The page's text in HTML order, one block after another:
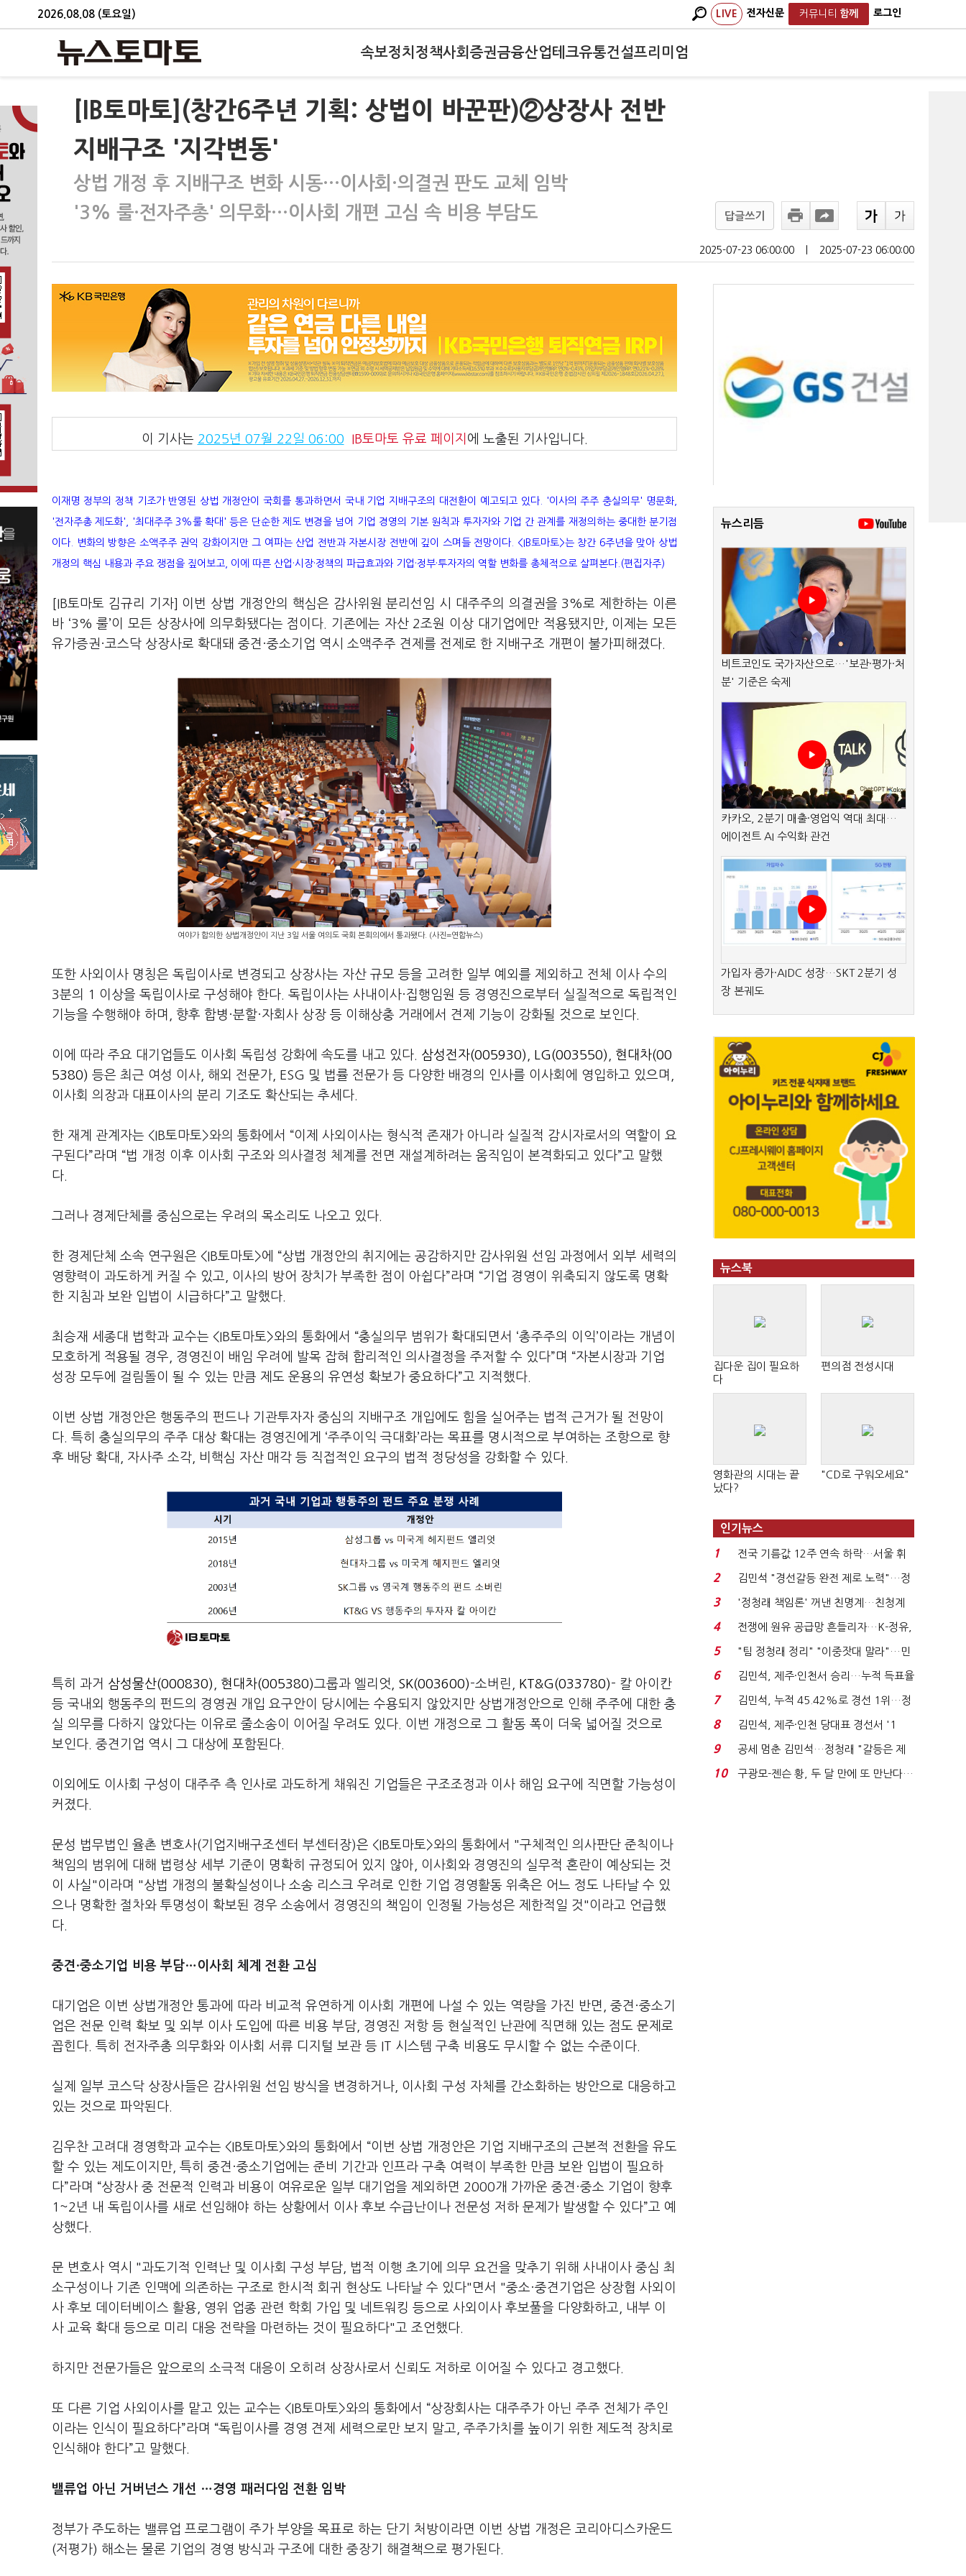
2026.08.08 (토요일) LIVE 전자신문 커뮤니티 함께 로그인
속보정치 정책사회 증권금융산업테크유통건설프리미엄
[IB토마토](창간6주년 기획: 상법이 바꾼판)②상장사 전반
지배구조 '지각변동'
상법 개정 후 지배구조 변화 시동…이사회·의결권 판도 교체 임박
'3% 룰·전자주총' 의무화…이사회 개편 고심 속 비용 부담도
답글쓰기
2025-07-23 06:00:00 2025-07-23 06:00:00
이 기사는 2025년 07월 22일 06:00 IB토마토 유료 페이지 에 노출된 기사입니다.
이재명 정부의 정책 기조가 반영된 상법 개정안이 국회를 통과하면서 국내 기업 지배구조의 대전환이 예고되고 있다. '이사의 주주 충실의무' 명문화,
'전자주총 제도화', '최대주주 3%룰 확대' 등은 단순한 제도 변경을 넘어 기업 경영의 기본 원칙과 투자자와 기업 간 관계를 재정의하는 중대한 분기점
이다. 변화의 방향은 소액주주 권익 강화이지만 그 여파는 산업 전반과 자본시장 전반에 깊이 스며들 전망이다. <IB토마토>는 창간 6주년을 맞아 상법
개정의 핵심 내용과 주요 쟁점을 짚어보고, 이에 따른 산업·시장·정책의 파급효과와 기업·정부·투자자의 역할 변화를 총체적으로 살펴본다.(편집자주)
[IB토마토 김규리 기자] 이번 상법 개정안의 핵심은 감사위원 분리선임 시 대주주의 의결권을 3%로 제한하는 이른
바 ‘3% 룰’이 모든 상장사에 의무화됐다는 점이다. 기존에는 자산 2조원 이상 대기업에만 적용됐지만, 이제는 모든
유가증권·코스닥 상장사로 확대돼 중견·중소기업 역시 소액주주 견제를 전제로 한 지배구조 개편이 불가피해졌다.
여야가 합의한 상법개정안이 지난 3일 서울 여의도 국회 본회의에서 통과됐다. (사진=연합뉴스)
또한 사외이사 명칭은 독립이사로 변경되고 상장사는 자산 규모 등을 고려한 일부 예외를 제외하고 전체 이사 수의
3분의 1 이상을 독립이사로 구성해야 한다. 독립이사는 사내이사·집행임원 등 경영진으로부터 실질적으로 독립적인
기능을 수행해야 하며, 향후 합병·분할·자회사 상장 등 이해상충 거래에서 견제 기능이 강화될 것으로 보인다.
이에 따라 주요 대기업들도 이사회 독립성 강화에 속도를 내고 있다. 삼성전자(005930) LG(003550)
현대차(00
5380) 등은 최근 여성 이사, 해외 전문가, ESG 및 법률 전문가 등 다양한 배경의 인사를 이사회에 영입하고 있으며,
이사회 의장과 대표이사의 분리 기조도 확산되는 추세다.
한 재계 관계자는 <IB토마토>와의 통화에서 “이제 사외이사는 형식적 존재가 아니라 실질적 감시자로서의 역할이 요
구된다”라며 “법 개정 이후 이사회 구조와 의사결정 체계를 전면 재설계하려는 움직임이 본격화되고 있다”고 말했
다.
그러나 경제단체를 중심으로는 우려의 목소리도 나오고 있다.
한 경제단체 소속 연구원은 <IB토마토>에 “상법 개정안의 취지에는 공감하지만 감사위원 선임 과정에서 외부 세력의
영향력이 과도하게 커질 수 있고, 이사의 방어 장치가 부족한 점이 아쉽다”라며 “기업 경영이 위축되지 않도록 명확
한 지침과 보완 입법이 시급하다”고 말했다.
최승재 세종대 법학과 교수는 <IB토마토>와의 통화에서 “충실의무 범위가 확대되면서 ‘총주주의 이익’이라는 개념이
모호하게 적용될 경우, 경영진이 배임 우려에 발목 잡혀 합리적인 의사결정을 주저할 수 있다”며 “자본시장과 기업
성장 모두에 걸림돌이 될 수 있는 만큼 제도 운용의 유연성 확보가 중요하다”고 지적했다.
이번 상법 개정안은 행동주의 펀드나 기관투자자 중심의 지배구조 개입에도 힘을 실어주는 법적 근거가 될 전망이
다. 특히 충실의무의 주주 대상 확대는 경영진에게 ‘주주이익 극대화’라는 목표를 명시적으로 부여하는 조항으로 향
후 배당 확대, 자사주 소각, 비핵심 자산 매각 등 직접적인 요구의 법적 정당성을 강화할 수 있다.
특히 과거 삼성물산(000830) 현대차(005380)그룹과 엘리엇, SK(003600)-소버린, KT&G(033780)- 칼 아이칸
등 국내외 행동주의 펀드의 경영권 개입 요구안이 당시에는 수용되지 않았지만 상법개정안으로 인해 주주에 대한 충
실 의무를 다하지 않았다는 이유로 줄소송이 이어질 우려도 있다. 이번 개정으로 그 활동 폭이 더욱 넓어질 것으로
보인다. 중견기업 역시 그 대상에 포함된다.
이외에도 이사회 구성이 대주주 측 인사로 과도하게 채워진 기업들은 구조조정과 이사 해임 요구에 직면할 가능성이
커졌다.
문성 법무법인 율촌 변호사(기업지배구조센터 부센터장)은 <IB토마토>와의 통화에서 "구체적인 의사판단 준칙이나
책임의 범위에 대해 법령상 세부 기준이 명확히 규정되어 있지 않아, 이사회와 경영진의 실무적 혼란이 예상되는 것
이 사실"이라며 "상법 개정의 불확실성이나 소송 리스크 우려로 인한 기업 경영활동 위축은 어느 정도 나타날 수 있
으나 명확한 절차와 투명성이 확보된 경우 소송에서 경영진의 책임이 인정될 가능성은 제한적일 것"이라고 언급했
다.
중견·중소기업 비용 부담…이사회 체계 전환 고심
대기업은 이번 상법개정안 통과에 따라 비교적 유연하게 이사회 개편에 나설 수 있는 역량을 가진 반면, 중견·중소기
업은 전문 인력 확보 및 외부 이사 도입에 따른 비용 부담, 경영진 저항 등 현실적인 난관에 직면해 있는 점도 문제로
꼽힌다. 특히 전자주총 의무화와 이사회 서류 디지털 보관 등 IT 시스템 구축 비용도 무시할 수 없는 수준이다.
실제 일부 코스닥 상장사들은 감사위원 선임 방식을 변경하거나, 이사회 구성 자체를 간소화하는 방안으로 대응하고
있는 것으로 파악된다.
김우찬 고려대 경영학과 교수는 <IB토마토>와의 통화에서 “이번 상법 개정안은 기업 지배구조의 근본적 전환을 유도
할 수 있는 제도이지만, 특히 중견·중소기업에는 준비 기간과 인프라 구축 여력이 부족한 만큼 보완 입법이 필요하
다”라며 “상장사 중 전문적 인력과 비용이 여유로운 일부 대기업을 제외하면 2000개 가까운 중견·중소 기업이 향후
1~2년 내 독립이사를 새로 선임해야 하는 상황에서 이사 후보 수급난이나 전문성 저하 문제가 발생할 수 있다”고 예
상했다.
문 변호사 역시 "과도기적 인력난 및 이사회 구성 부담, 법적 이행 초기에 의무 요건을 맞추기 위해 사내이사 중심 최
소구성이나 기존 인맥에 의존하는 구조로 한시적 회귀 현상도 나타날 수 있다"면서 "중소·중견기업은 상장협 사외이
사 후보 데이터베이스 활용, 영위 업종 관련 학회 가입 및 네트워킹 등으로 사외이사 후보풀을 다양화하고, 내부 이
사 교육 확대 등으로 미리 대응 전략을 마련하는 것이 필요하다"고 조언했다.
하지만 전문가들은 앞으로의 소극적 대응이 오히려 상장사로서 신뢰도 저하로 이어질 수 있다고 경고했다.
또 다른 기업 사외이사를 맡고 있는 교수는 <IB토마토>와의 통화에서 “상장회사는 대주주가 아닌 주주 전체가 주인
이라는 인식이 필요하다”라며 “독립이사를 경영 견제 세력으로만 보지 말고, 주주가치를 높이기 위한 제도적 장치로
인식해야 한다”고 말했다.
밸류업 아닌 거버넌스 개선 …경영 패러다임 전환 임박
정부가 주도하는 밸류업 프로그램이 주가 부양을 목표로 하는 단기 처방이라면 이번 상법 개정은 코리아디스카운드
(저평가) 해소는 물론 기업의 경영 방식과 구조에 대한 중장기 해결책으로 평가된다.
뉴스리듬
비트코인도 국가자산으로…'보관·평가·처
분' 기준은 숙제
카카오, 2분기 매출·영업익 역대 최대…
에이전트 AI 수익화 관건
가입자 증가·AIDC 성장…SKT 2분기 성
장 본궤도
뉴스북
집다운 집이 필요하
다
편의점 전성시대
영화관의 시대는 끝
났다?
"CD로 구워오세요"
인기뉴스
1
전국 기름값 12주 연속 하락…서울 휘
발윳값 1909원...
2
김민석 "경선갈등 완전 제로 노력"…정
청래 "반명 공세 사...
3
'정청래 책임론' 꺼낸 친명계…친청계
는 추가투표 때리기...
4
전쟁에 원유 공급망 흔들리자…K-정유,
에너지안보 핵심...
5
"팀 정청래 정리" "이중잣대 말라"…민
주 최고위원 계파 다...
6
김민석, 제주·인천서 승리…누적 득표율
'1위 탈환'(종합)...
7
김민석, 누적 45.42%로 경선 1위…정
청래와 격차 0.86%p(...
8
김민석, 제주·인천 당대표 경선서 '1
위'(1보)...
9
공세 멈춘 김민석…정청래 "갈등은 제
가 수습"
10
구광모-젠슨 황, 두 달 만에 또 만난다…